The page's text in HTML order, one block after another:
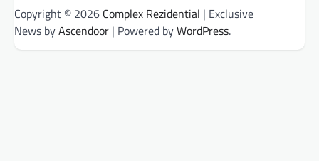
Copyright © 2026 Complex Rezidential | Exclusive
News byAscendoor | Powered byWordPress.